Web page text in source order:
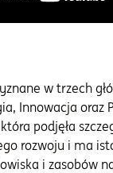
w trzech
Innowacja oraz
podjęła
rozwoju i ma
i zasobów